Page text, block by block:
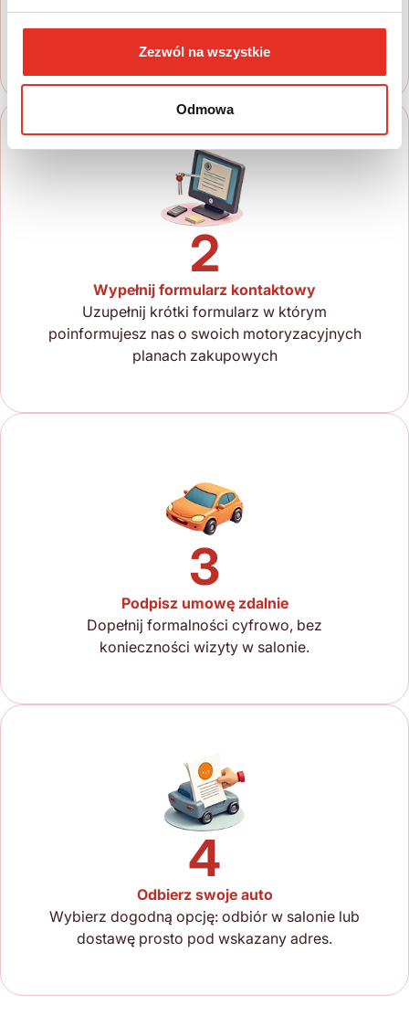
Zezwól na wszystkie
Odmowa
oczekiwania
2
Wypełnij formularz kontaktowy
Uzupełnij krótki formularz w którym
poinformujesz nas o swoich motoryzacyjnych
planach zakupowych
3
Podpisz umowę zdalnie
Dopełnij formalności cyfrowo, bez
konieczności wizyty w salonie.
4
Odbierz swoje auto
Wybierz dogodną opcję: odbiór w salonie lub
dostawę prosto pod wskazany adres.